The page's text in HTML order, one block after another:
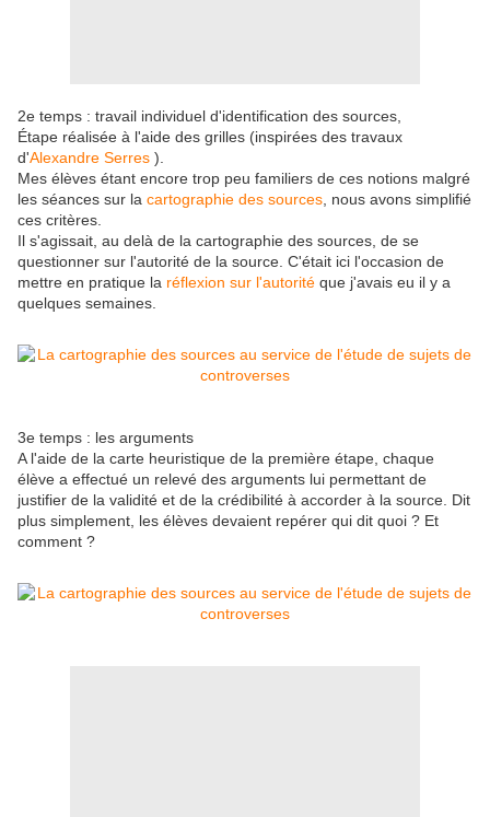
2e temps : travail individuel d'identification des sources,
Étape réalisée à l'aide des grilles (inspirées des travaux
d'Alexandre Serres ).
Mes élèves étant encore trop peu familiers de ces notions malgré
les séances sur la cartographie des sources , nous avons simplifié
ces critères.
Il s'agissait, au delà de la cartographie des sources, de se
questionner sur l'autorité de la source. C'était ici l'occasion de
mettre en pratique la réflexion sur l'autorité que j'avais eu il y a
quelques semaines.
3e temps : les arguments
A l'aide de la carte heuristique de la première étape, chaque
élève a effectué un relevé des arguments lui permettant de
justifier de la validité et de la crédibilité à accorder à la source. Dit
plus simplement, les élèves devaient repérer qui dit quoi ? Et
comment ?